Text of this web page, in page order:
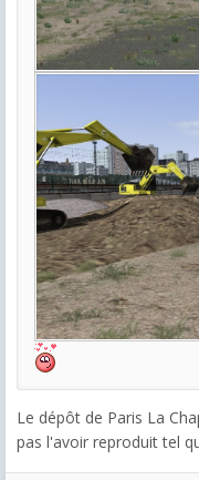
Le dépôt de Paris La
pas l'avoir reproduit tel